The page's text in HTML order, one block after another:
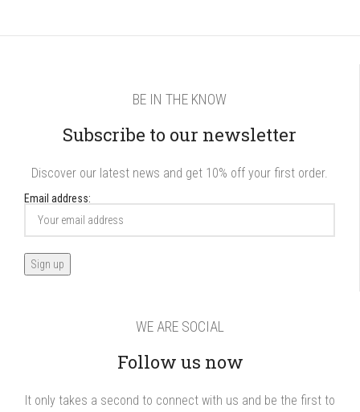
BE IN THE KNOW
Subscribe to our newsletter
Discover our latest news and get 10% off your first order.
Email address:
WE ARE SOCIAL
Follow us now
It only takes a second to connect with us and be the first to